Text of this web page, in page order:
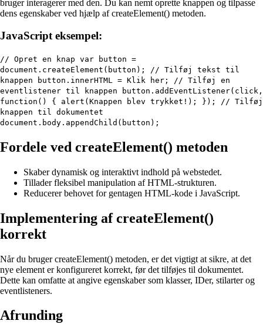
bruger interagerer med den. Du kan nemt oprette knappen og tilpasse
dens egenskaber ved hjælp af createElement() metoden.
JavaScript eksempel:
// Opret en knap var button =
document.createElement(button); // Tilføj tekst til
knappen button.innerHTML = Klik her; // Tilføj en
eventlistener til knappen button.addEventListener(click,
function() { alert(Knappen blev trykket!); }); // Tilføj
knappen til dokumentet
document.body.appendChild(button);
Fordele ved createElement() metoden
Skaber dynamisk og interaktivt indhold på webstedet.
Tillader fleksibel manipulation af HTML-strukturen.
Reducerer behovet for gentagen HTML-kode i JavaScript.
Implementering af createElement()
korrekt
Når du bruger createElement() metoden, er det vigtigt at sikre, at det
nye element er konfigureret korrekt, før det tilføjes til dokumentet.
Dette kan omfatte at angive egenskaber som klasser, IDer, stilarter og
eventlisteners.
Afrunding